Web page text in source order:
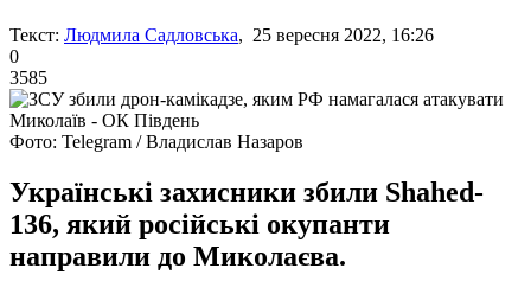
Текст: Людмила Садловська, 25 вересня 2022, 16:26
0
3585
Фото: Telegram / Владислав Назаров
Українські захисники збили Shahed-
136, який російські окупанти
направили до Миколаєва.